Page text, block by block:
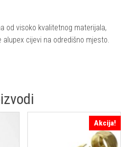
od visoko kvalitetnog materijala,
alupex cijevi na odredišno mjesto.
Akcija!